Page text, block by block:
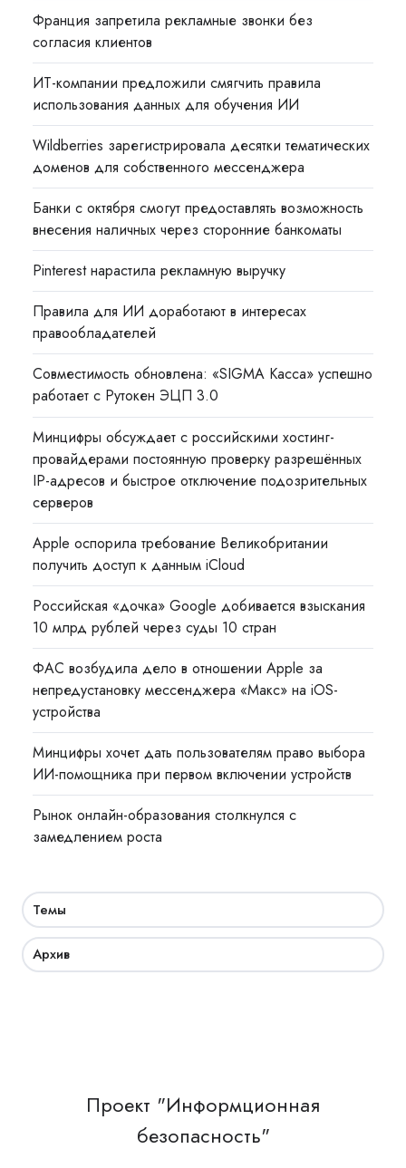
Франция запретила рекламные звонки без
согласия клиентов
ИТ-компании предложили смягчить правила
использования данных для обучения ИИ
Wildberries зарегистрировала десятки тематических
доменов для собственного мессенджера
Банки с октября смогут предоставлять возможность
внесения наличных через сторонние банкоматы
Pinterest нарастила рекламную выручку
Правила для ИИ доработают в интересах
правообладателей
Совместимость обновлена: «SIGMA Касса» успешно
работает с Рутокен ЭЦП 3.0
Минцифры обсуждает с российскими хостинг-
провайдерами постоянную проверку разрешённых
IP-адресов и быстрое отключение подозрительных
серверов
Apple оспорила требование Великобритании
получить доступ к данным iCloud
Российская «дочка» Google добивается взыскания
10 млрд рублей через суды 10 стран
ФАС возбудила дело в отношении Apple за
непредустановку мессенджера «Макс» на iOS-
устройства
Минцифры хочет дать пользователям право выбора
ИИ-помощника при первом включении устройств
Рынок онлайн-образования столкнулся с
замедлением роста
Темы
Архив
Проект "Информционная
безопасность"